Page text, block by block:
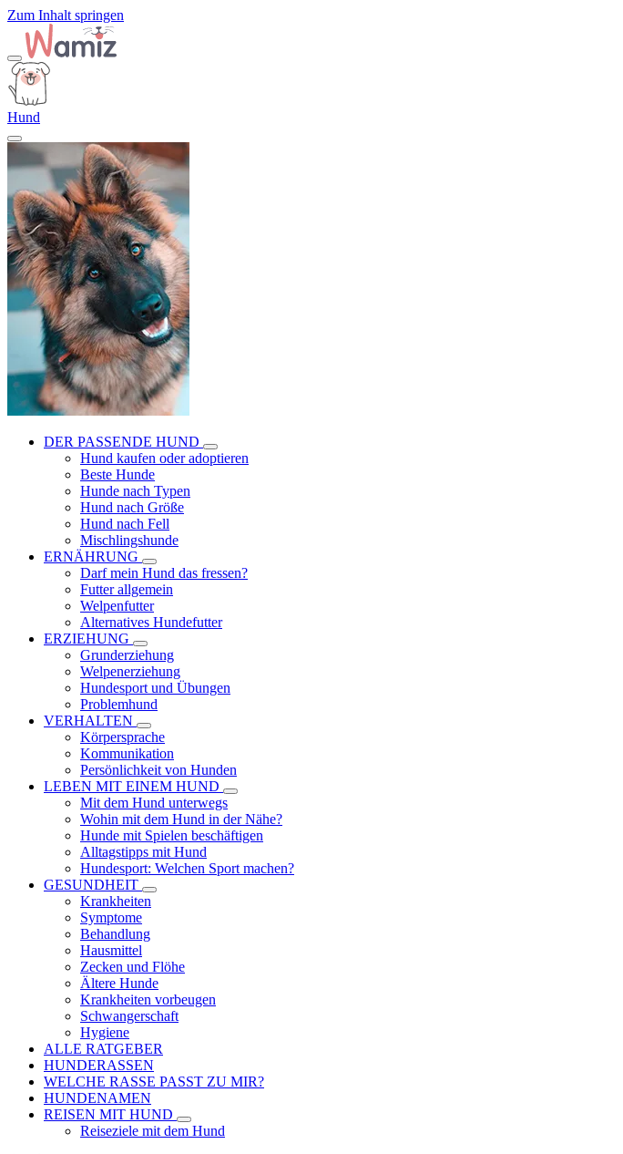
Zum Inhalt springen
Hund
DER PASSENDE HUND
Hund kaufen oder adoptieren
Beste Hunde
Hunde nach Typen
Hund nach Größe
Hund nach Fell
Mischlingshunde
ERNÄHRUNG
Darf mein Hund das fressen?
Futter allgemein
Welpenfutter
Alternatives Hundefutter
ERZIEHUNG
Grunderziehung
Welpenerziehung
Hundesport und Übungen
Problemhund
VERHALTEN
Körpersprache
Kommunikation
Persönlichkeit von Hunden
LEBEN MIT EINEM HUND
Mit dem Hund unterwegs
Wohin mit dem Hund in der Nähe?
Hunde mit Spielen beschäftigen
Alltagstipps mit Hund
Hundesport: Welchen Sport machen?
GESUNDHEIT
Krankheiten
Symptome
Behandlung
Hausmittel
Zecken und Flöhe
Ältere Hunde
Krankheiten vorbeugen
Schwangerschaft
Hygiene
ALLE RATGEBER
HUNDERASSEN
WELCHE RASSE PASST ZU MIR?
HUNDENAMEN
REISEN MIT HUND
Reiseziele mit dem Hund